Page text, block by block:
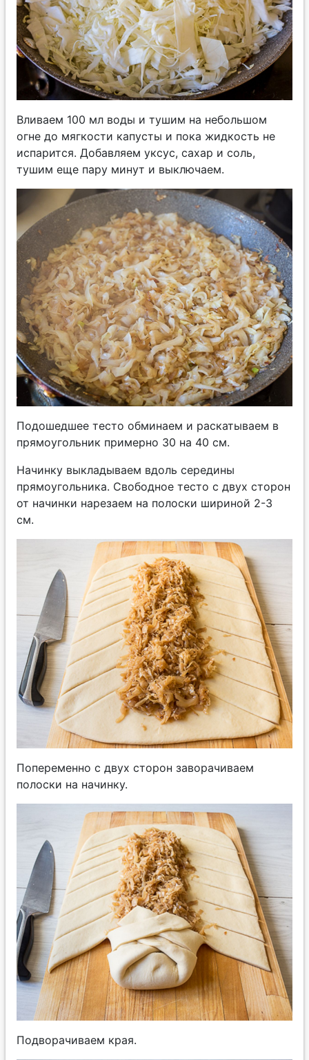
Вливаем 100 мл воды и тушим на небольшом
огне до мягкости капусты и пока жидкость не
испарится. Добавляем уксус, сахар и соль,
тушим еще пару минут и выключаем.
Подошедшее тесто обминаем и раскатываем в
прямоугольник примерно 30 на 40 см.
Начинку выкладываем вдоль середины
прямоугольника. Свободное тесто с двух сторон
от начинки нарезаем на полоски шириной 2-3
см.
Попеременно с двух сторон заворачиваем
полоски на начинку.
Подворачиваем края.